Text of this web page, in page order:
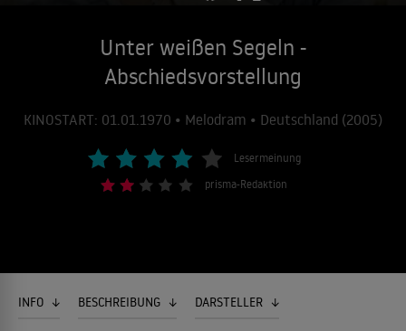
Unter weißen Segeln -
Abschiedsvorstellung
KINOSTART: 01.01.1970 • Melodram • Deutschland (2005)
Lesermeinung
prisma-Redaktion
INFO BESCHREIBUNG DARSTELLER